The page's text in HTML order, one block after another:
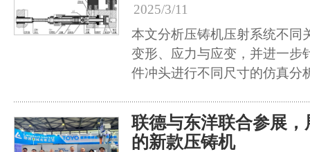
2025/3/11
本文分析压铸机压射系统不同
变形、应力与应变，并进一步
件冲头进行不同尺寸的仿真分
联德与东洋联合参展，
的新款压铸机